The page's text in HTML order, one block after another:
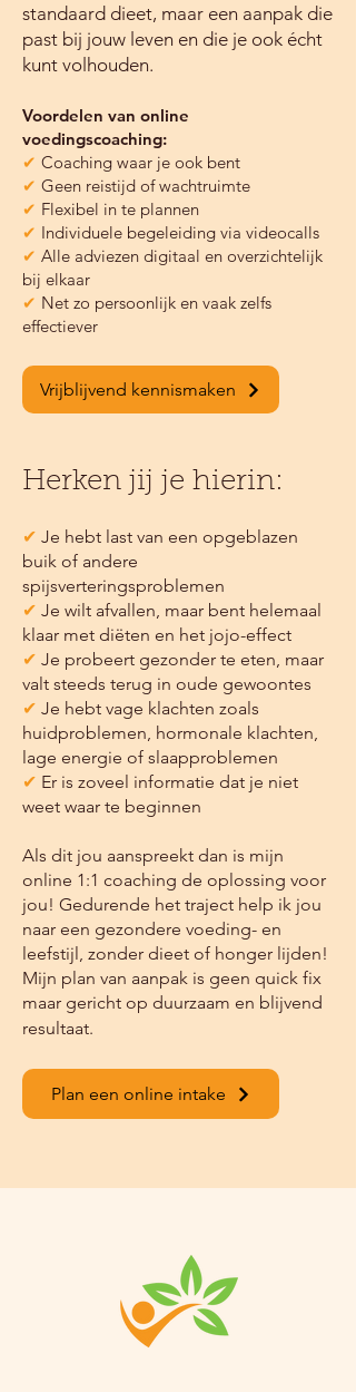
standaard dieet, maar een aanpak die
past bij jouw leven en die je ook écht
kunt volhouden.
Voordelen van online
voedingscoaching:
✔ Coaching waar je ook bent
✔ Geen reistijd of wachtruimte
✔ Flexibel in te plannen
✔ Individuele begeleiding via videocalls
✔ Alle adviezen digitaal en overzichtelijk
bij elkaar
✔ Net zo persoonlijk en vaak zelfs
effectiever
Vrijblijvend kennismaken
Herken jij je hierin:
✔ Je hebt last van een opgeblazen
buik of andere
spijsverteringsproblemen
✔ Je wilt afvallen, maar bent helemaal
klaar met diëten en het jojo-effect
✔ Je probeert gezonder te eten, maar
valt steeds terug in oude gewoontes
✔ Je hebt vage klachten zoals
huidproblemen, hormonale klachten,
lage energie of slaapproblemen
✔ Er is zoveel informatie dat je niet
weet waar te beginnen
Als dit jou aanspreekt dan is mijn
online 1:1 coaching de oplossing voor
jou! Gedurende het traject help ik jou
naar een gezondere voeding- en
leefstijl, zonder dieet of honger lijden!
Mijn plan van aanpak is geen quick fix
maar gericht op duurzaam en blijvend
resultaat.
Plan een online intake